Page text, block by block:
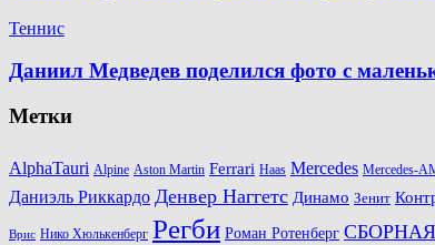
Теннис
Даниил Медведев поделился фото с
Метки
AlphaTauri Alpine Aston Martin Ferrari Haas Mercedes Mercedes-
Даниэль Риккардо Денвер Наггетс Динамо Зенит
Врис Нико Хюлькенберг Регби Роман Ротенберг